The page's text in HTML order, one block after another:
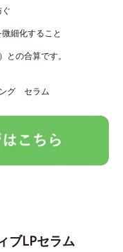
細化すること
の合算です。
グ セラム
ブLPセラム